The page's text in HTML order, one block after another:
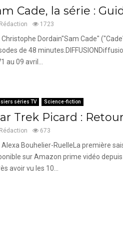
Cade, la série :
Rédaction 1723
Christophe Dordain"Sam Cade"
de 48
au 09 avril...
séries TV Science-fiction
Trek Picard :
Rédaction 673
Alexa Bouhelier-RuelleLa première
sur Amazon prime vidéo
avoir vu les 10...